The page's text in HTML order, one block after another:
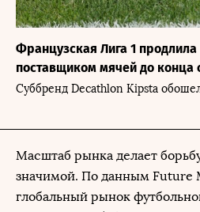
Французская Лига 1 продлила
поставщиком мячей до конца
Суббренд Decathlon Kipstа
Масштаб рынка делает
значимой. По данным Future
глобальный рынок